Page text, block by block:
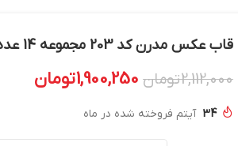
قاب عکس مدرن کد 203 مجموعه 14 عددی
2,112,000تومان 1,900,250تومان
34 آیتم فروخته شده در ماه